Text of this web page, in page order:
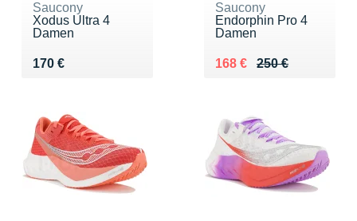
Saucony
Xodus Ultra 4
Damen
170 €
Vendu 170 €
Saucony
Endorphin Pro 4
Damen
250 €
Au lieu de 250 €
168 €
Vendu 168 €